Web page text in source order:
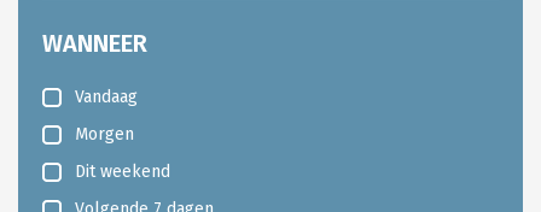
WANNEER
Vandaag
Morgen
Dit weekend